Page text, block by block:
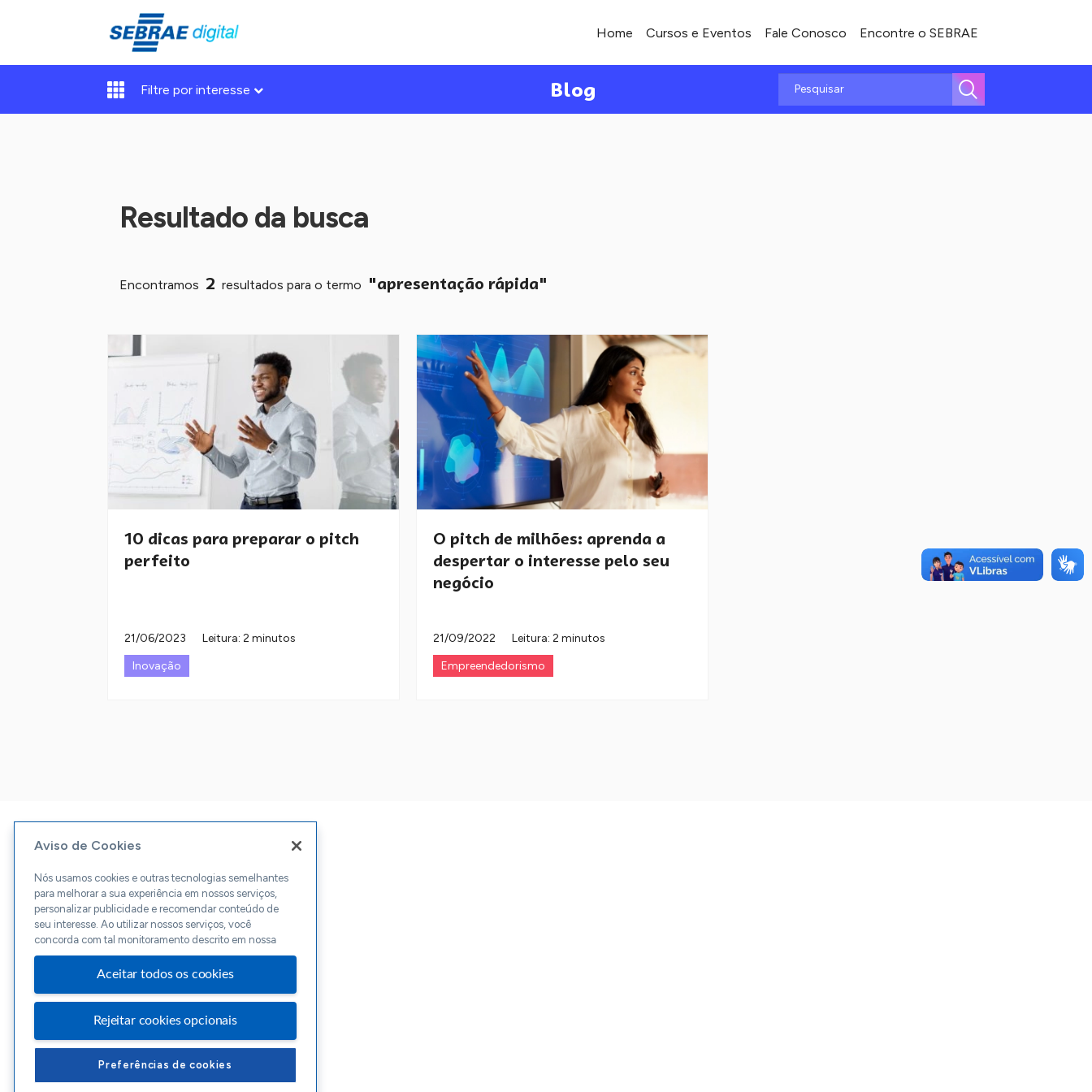
Home Cursos e Eventos Fale Conosco Encontre o SEBRAE
Filtre por interesse Blog
Resultado da busca
Encontramos 2 resultados para o termo "apresentação rápida"
10 dicas para preparar o pitch
perfeito
21/06/2023
Leitura: 2 minutos
Inovação
O pitch de milhões: aprenda a
despertar o interesse pelo seu
negócio
21/09/2022
Leitura: 2 minutos
Empreendedorismo
Aviso de Cookies
Nós usamos cookies e outras tecnologias semelhantes
para melhorar a sua experiência em nossos serviços,
personalizar publicidade e recomendar conteúdo de
seu interesse. Ao utilizar nossos serviços, você
concorda com tal monitoramento descrito em nossa
Aceitar todos os cookies
Rejeitar cookies opcionais
Preferências de cookies